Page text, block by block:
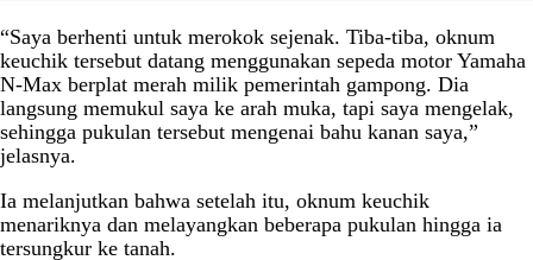
“Saya berhenti untuk merokok sejenak. Tiba-tiba, oknum
keuchik tersebut datang menggunakan sepeda motor Yamaha
N-Max berplat merah milik pemerintah gampong. Dia
langsung memukul saya ke arah muka, tapi saya mengelak,
sehingga pukulan tersebut mengenai bahu kanan saya,”
jelasnya.
Ia melanjutkan bahwa setelah itu, oknum keuchik
menariknya dan melayangkan beberapa pukulan hingga ia
tersungkur ke tanah.